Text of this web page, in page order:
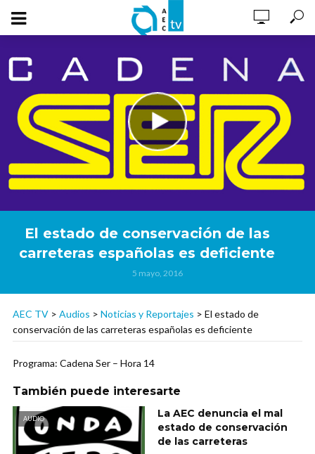
El estado de conservación de las
carreteras españolas es deficiente
5 mayo, 2016
AEC TV > Audios > Noticias y Reportajes > El estado de
conservación de las carreteras españolas es deficiente
Programa: Cadena Ser – Hora 14
También puede interesarte
AUDIO
La AEC denuncia el mal
estado de conservación
de las carreteras